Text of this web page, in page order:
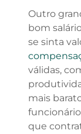
Outro
bom
se sinta
válidas,
mais
que